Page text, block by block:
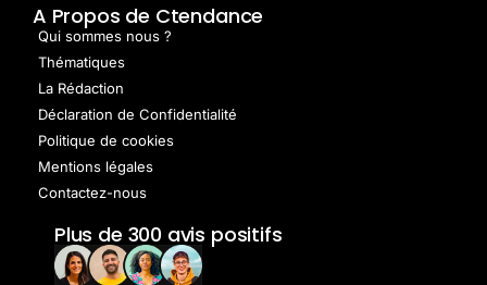
A Propos de Ctendance
Qui sommes nous ?
Thématiques
La Rédaction
Déclaration de Confidentialité
Politique de cookies
Mentions légales
Contactez-nous
Plus de 300 avis positifs